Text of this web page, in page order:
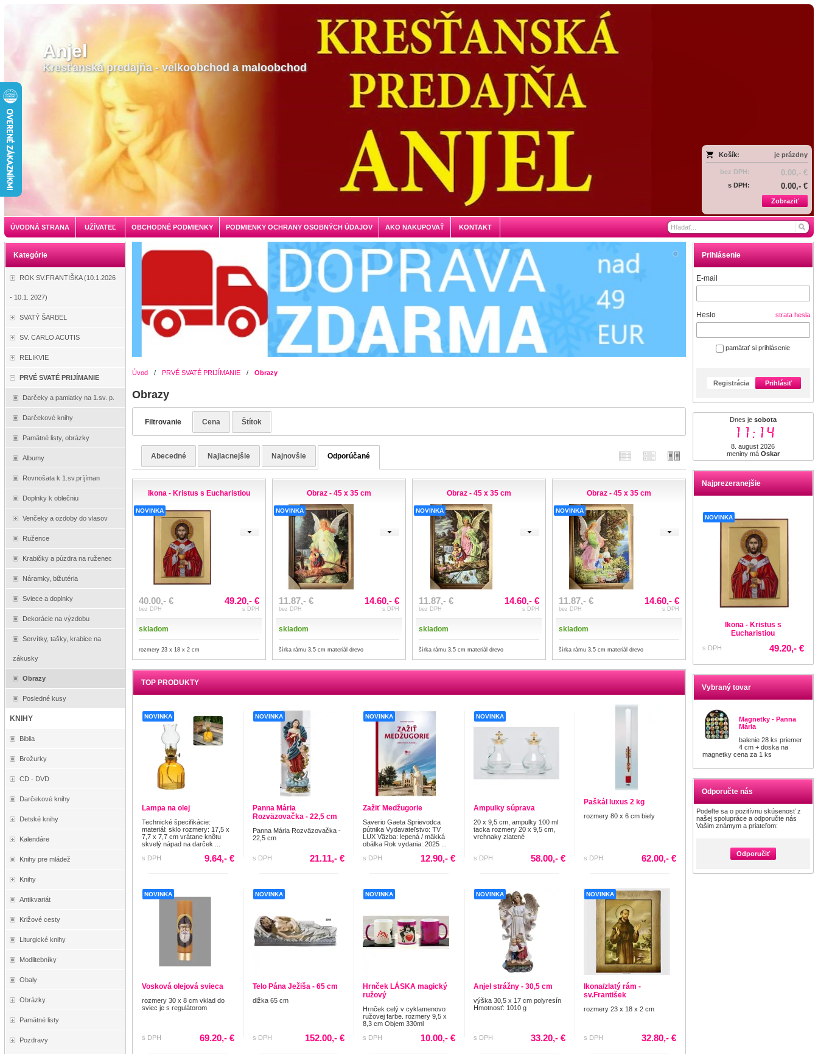
Košík: je prázdny
bez DPH: 0.00,- €
s DPH: 0.00,- €
Zobraziť
Anjel
Kresťanská predajňa - velkoobchod a maloobchod
ÚVODNÁ STRANA UŽÍVATEĽ OBCHODNÉ PODMIENKY PODMIENKY OCHRANY OSOBNÝCH ÚDAJOV AKO NAKUPOVAŤ KONTAKT
Kategórie
ROK SV.FRANTIŠKA (10.1.2026
- 10.1. 2027)
SVATÝ ŠARBEL
SV. CARLO ACUTIS
RELIKVIE
PRVÉ SVATÉ PRIJÍMANIE
Darčeky a pamiatky na 1.sv. p.
Darčekové knihy
Pamätné listy, obrázky
Albumy
Rovnošata k 1.sv.príjíman
Doplnky k oblečniu
Venčeky a ozdoby do vlasov
Ružence
Krabičky a púzdra na ruženec
Náramky, bižutéria
Sviece a doplnky
Dekorácie na výzdobu
Servítky, tašky, krabice na
zákusky
Obrazy
Posledné kusy
KNIHY
Biblia
Brožurky
CD - DVD
Darčekové knihy
Detské knihy
Kalendáre
Knihy pre mládež
Knihy
Antikvariát
Križové cesty
Liturgické knihy
Modlitebníky
Obaly
Obrázky
Pamätné listy
Pozdravy
Prihlásenie
E-mail
Heslo strata hesla
pamätať si prihlásenie
Registrácia Prihlásiť
Dnes je sobota
11:14
8. august 2026
meniny má Oskar
Najprezeranejšie
NOVINKA
Ikona - Kristus s
Eucharistiou
s DPH 49.20,- €
Vybraný tovar
Magnetky - Panna
Mária
balenie 28 ks priemer
4 cm + doska na
magnetky cena za 1 ks
Odporučte nás
Podeľte sa o pozitívnu skúsenosť z
našej spolupráce a odporučte nás
Vašim známym a priateľom:
Odporučiť
Úvod / PRVÉ SVATÉ PRIJÍMANIE / Obrazy
Obrazy
Filtrovanie Cena Štítok
Abecedné Najlacnejšie Najnovšie Odporúčané
Ikona - Kristus s Eucharistiou
NOVINKA
40.00,- €
bez DPH
49.20,- €
s DPH
skladom
rozmery 23 x 18 x 2 cm
Obraz - 45 x 35 cm
NOVINKA
11.87,- €
bez DPH
14.60,- €
s DPH
skladom
šírka rámu 3,5 cm materiál drevo
Obraz - 45 x 35 cm
NOVINKA
11.87,- €
bez DPH
14.60,- €
s DPH
skladom
šírka rámu 3,5 cm materiál drevo
Obraz - 45 x 35 cm
NOVINKA
11.87,- €
bez DPH
14.60,- €
s DPH
skladom
šírka rámu 3,5 cm materiál drevo
TOP PRODUKTY
NOVINKA
Lampa na olej
Technické špecifikácie:
materiál: sklo rozmery: 17,5 x
7,7 x 7,7 cm vrátane knôtu
skvelý nápad na darček ...
s DPH
9.64,- €
NOVINKA
Panna Mária
Rozväzovačka - 22,5 cm
Panna Mária Rozväzovačka -
22,5 cm
s DPH 21.11,- €
NOVINKA
Zažiť Medžugorie
Saverio Gaeta Sprievodca
pútnika Vydavateľstvo: TV
LUX Väzba: lepená / mäkká
obálka Rok vydania: 2025 ...
s DPH
12.90,- €
NOVINKA
Ampulky súprava
20 x 9,5 cm, ampulky 100 ml
tacka rozmery 20 x 9,5 cm,
vrchnaky zlatené
s DPH 58.00,- €
Paškál luxus 2 kg
rozmery 80 x 6 cm biely
s DPH 62.00,- €
NOVINKA
Vosková olejová svieca
rozmery 30 x 8 cm vklad do
sviec je s regulátorom
s DPH 69.20,- €
NOVINKA
Telo Pána Ježiša - 65 cm
dlžka 65 cm
s DPH 152.00,- €
NOVINKA
Hrnček LÁSKA magický
ružový
Hrnček celý v cyklamenovo
ružovej farbe. rozmery 9,5 x
8,3 cm Objem 330ml
s DPH
10.00,- €
NOVINKA
Anjel strážny - 30,5 cm
výška 30,5 x 17 cm polyresín
Hmotnosť: 1010 g
s DPH 33.20,- €
NOVINKA
Ikona/zlatý rám -
sv.František
rozmery 23 x 18 x 2 cm
s DPH 32.80,- €